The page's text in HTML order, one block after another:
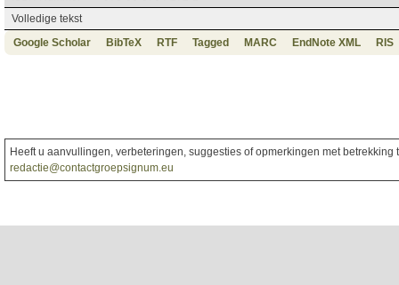
Volledige tekst
Google Scholar
BibTeX RTF Tagged MARC EndNote XML RIS
Heeft u aanvullingen, verbeteringen, suggesties of opmerkingen met
redactie@contactgroepsignum.eu